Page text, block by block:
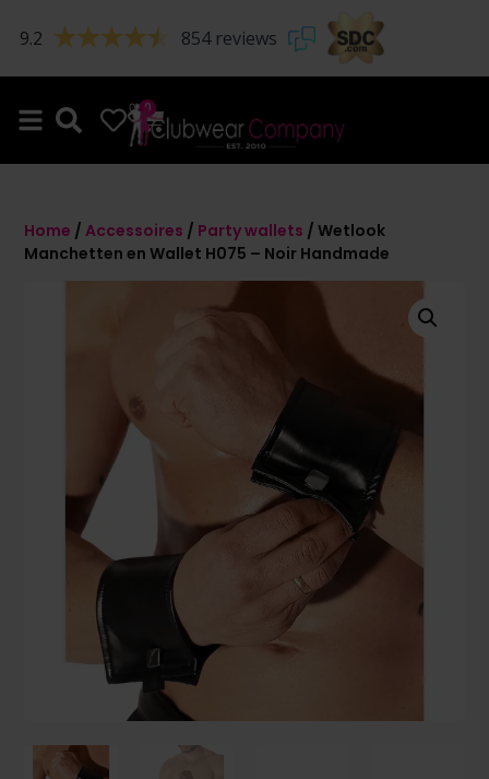
9.2 854 reviews
0 0
Home /Accessoires / Party wallets / Wetlook
Manchetten en Wallet H075 – Noir Handmade